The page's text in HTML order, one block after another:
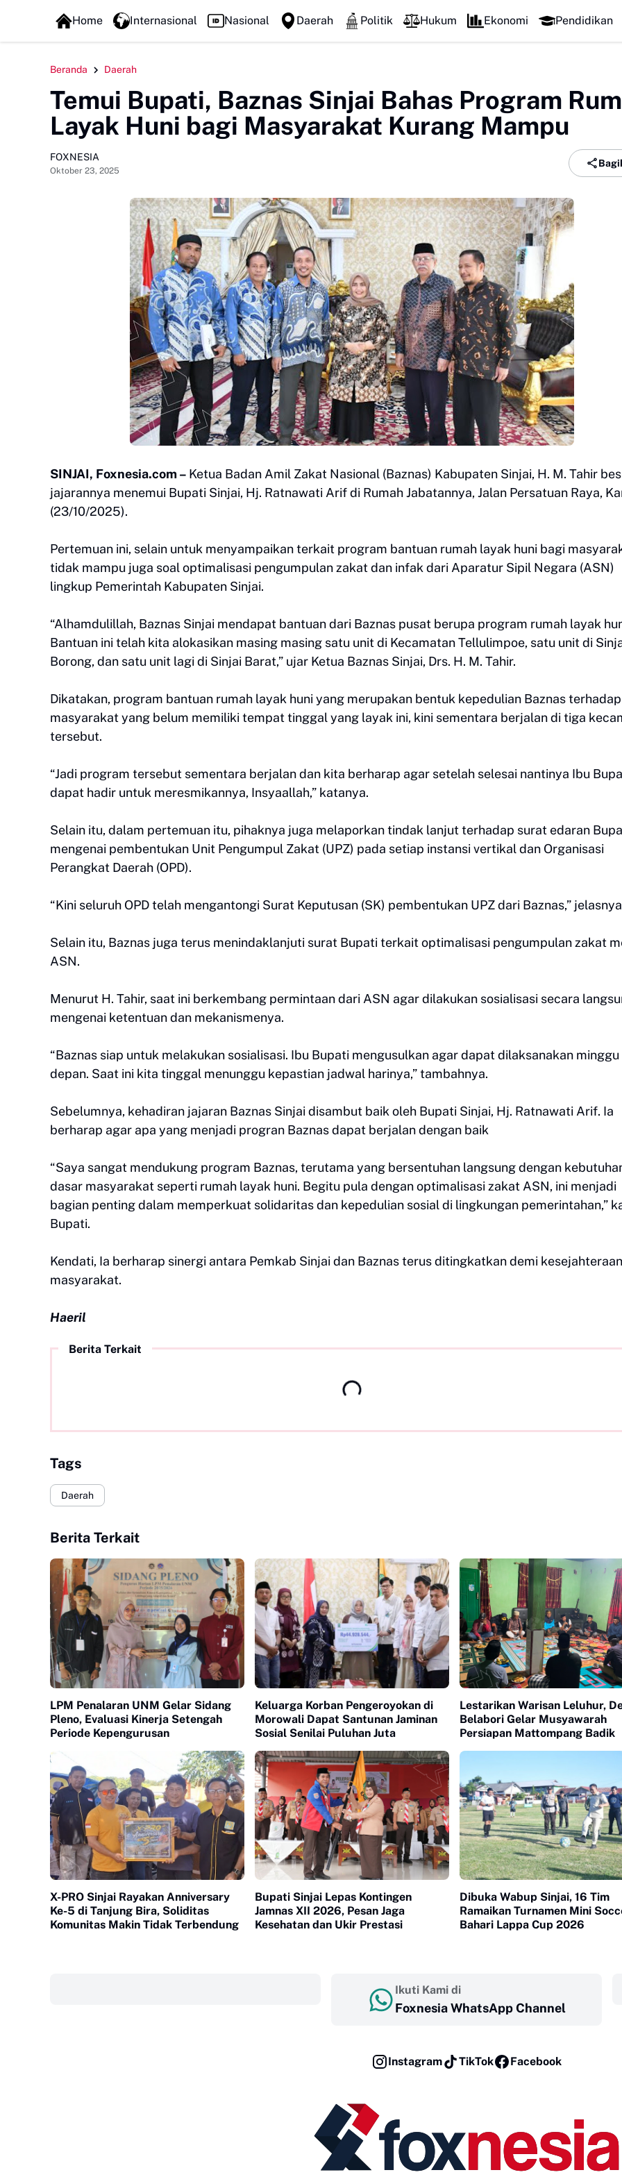
FOXLINE NEWS
Home Internasional Nasional Daerah Politik Hukum Ekonomi Pendidikan
Beranda Daerah
Temui Bupati, Baznas Sinjai Bahas Program
Layak Huni bagi Masyarakat Kurang Mampu
FOXNESIA
Oktober 23, 2025
SINJAI, Foxnesia.com – Ketua Badan Amil Zakat Nasional (Baznas) Kabupaten Sinjai, H. M. Tahir
jajarannya menemui Bupati Sinjai, Hj. Ratnawati Arif di Rumah Jabatannya, Jalan Persatuan Raya,
(23/10/2025).
Pertemuan ini, selain untuk menyampaikan terkait program bantuan rumah layak huni bagi
tidak mampu juga soal optimalisasi pengumpulan zakat dan infak dari Aparatur Sipil Negara (ASN)
lingkup Pemerintah Kabupaten Sinjai.
“Alhamdulillah, Baznas Sinjai mendapat bantuan dari Baznas pusat berupa program rumah layak
Bantuan ini telah kita alokasikan masing masing satu unit di Kecamatan Tellulimpoe, satu unit di
Borong, dan satu unit lagi di Sinjai Barat,” ujar Ketua Baznas Sinjai, Drs. H. M. Tahir.
Dikatakan, program bantuan rumah layak huni yang merupakan bentuk kepedulian Baznas terhadap
masyarakat yang belum memiliki tempat tinggal yang layak ini, kini sementara berjalan di tiga
tersebut.
“Jadi program tersebut sementara berjalan dan kita berharap agar setelah selesai nantinya Ibu
dapat hadir untuk meresmikannya, Insyaallah,” katanya.
Selain itu, dalam pertemuan itu, pihaknya juga melaporkan tindak lanjut terhadap surat edaran
mengenai pembentukan Unit Pengumpul Zakat (UPZ) pada setiap instansi vertikal dan Organisasi
Perangkat Daerah (OPD).
“Kini seluruh OPD telah mengantongi Surat Keputusan (SK) pembentukan UPZ dari Baznas,”
Selain itu, Baznas juga terus menindaklanjuti surat Bupati terkait optimalisasi pengumpulan zakat
ASN.
Menurut H. Tahir, saat ini berkembang permintaan dari ASN agar dilakukan sosialisasi secara
mengenai ketentuan dan mekanismenya.
“Baznas siap untuk melakukan sosialisasi. Ibu Bupati mengusulkan agar dapat dilaksanakan minggu
depan. Saat ini kita tinggal menunggu kepastian jadwal harinya,” tambahnya.
Sebelumnya, kehadiran jajaran Baznas Sinjai disambut baik oleh Bupati Sinjai, Hj. Ratnawati Arif. Ia
berharap agar apa yang menjadi progran Baznas dapat berjalan dengan baik
“Saya sangat mendukung program Baznas, terutama yang bersentuhan langsung dengan
dasar masyarakat seperti rumah layak huni. Begitu pula dengan optimalisasi zakat ASN, ini menjadi
bagian penting dalam memperkuat solidaritas dan kepedulian sosial di lingkungan pemerintahan,”
Bupati.
Kendati, Ia berharap sinergi antara Pemkab Sinjai dan Baznas terus ditingkatkan demi kesejahteraan
masyarakat.
Haeril
Berita Terkait
Tags
Daerah
Berita Terkait
LPM Penalaran UNM Gelar Sidang
Pleno, Evaluasi Kinerja Setengah
Periode Kepengurusan
Keluarga Korban Pengeroyokan di
Morowali Dapat Santunan Jaminan
Sosial Senilai Puluhan Juta
Lestarikan Warisan Leluhur,
Belabori Gelar Musyawarah
Persiapan Mattompang Badik
X-PRO Sinjai Rayakan Anniversary
Ke-5 di Tanjung Bira, Soliditas
Komunitas Makin Tidak Terbendung
Bupati Sinjai Lepas Kontingen
Jamnas XII 2026, Pesan Jaga
Kesehatan dan Ukir Prestasi
Dibuka Wabup Sinjai, 16 Tim
Ramaikan Turnamen Mini
Bahari Lappa Cup 2026
Ikuti Kami di
Foxnesia WhatsApp Channel
Instagram TikTok Facebook